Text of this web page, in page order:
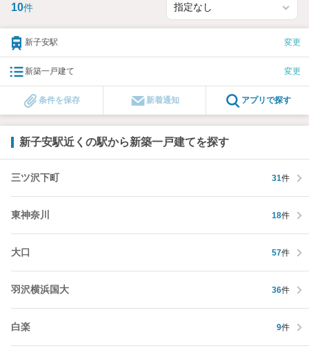
10件
新子安駅 変更
新築一戸建て 変更
条件を保存 新着通知 アプリで探す
新子安駅近くの駅から新築一戸建てを探す
三ツ沢下町 31件
東神奈川 18件
大口 57件
羽沢横浜国大 36件
白楽 9件